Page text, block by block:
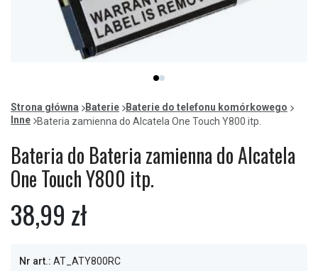
item
0
item
1
of
2
Strona główna Baterie
Baterie do telefonu komórkowego
Inne
Bateria zamienna do Alcatela One Touch Y800 itp.
Bateria do Bateria zamienna do Alcatela
One Touch Y800 itp.
38,99 zł
Nr art.: AT_ATY800RC